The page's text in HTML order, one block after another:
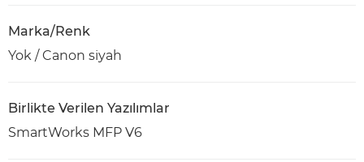
Marka/Renk
Yok / Canon siyah
Birlikte Verilen Yazılımlar
SmartWorks MFP V6